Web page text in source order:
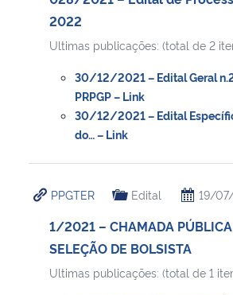
2022
Ultimas publicações: (total de 2
30/12/2021 – Edital Geral
PRPGP – Link
30/12/2021 – Edital
do… – Link
PPGTER Edital 19/
1/2021 – CHAMADA
SELEÇÃO DE BOLSISTA
Ultimas publicações: (total de 1